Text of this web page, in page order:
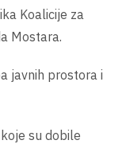
Koalicije za
Mostara.
javnih prostora i
su dobile